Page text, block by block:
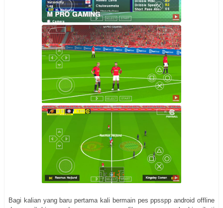
Bagi kalian yang baru pertama kali bermain pes ppsspp android offline